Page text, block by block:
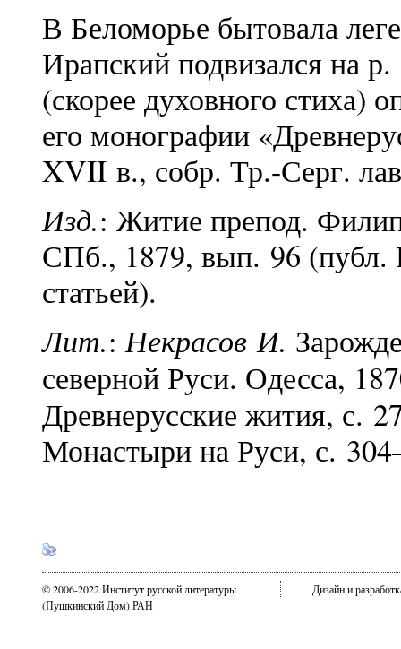
В Беломорье бытовала
Ирапский подвизался на
(скорее духовного
его монографии
XVII в., собр. Тр.-Серг.
Изд.: Житие препод.
СПб., 1879, вып. 96 (публ.
статьей).
Лит.:Некрасов И.
северной Руси. Одесса,
Древнерусские жития, с.
Монастыри на Руси, с.
© 2006-2022 Институт русской литературы
(Пушкинский Дом) РАН
Дизайн и